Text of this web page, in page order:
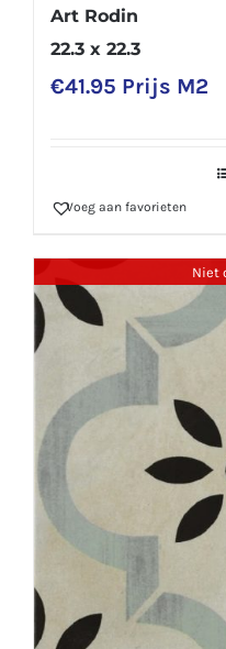
Art Rodin
22.3 x 22.3
€41.95 Prijs M2
Voeg aan favorieten
Niet